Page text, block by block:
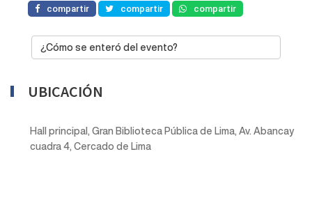
compartir compartir compartir
¿Cómo se enteró del evento?
UBICACIÓN
Hall principal, Gran Biblioteca Pública de Lima, Av. Abancay
cuadra 4, Cercado de Lima